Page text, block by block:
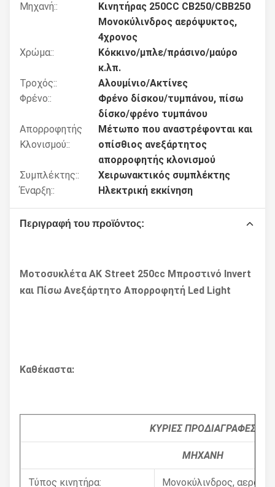
Μηχανή::
Κινητήρας 250CC CB250/CBB250
Μονοκύλινδρος αερόψυκτος,
4χρονος
Χρώμα::
Κόκκινο/μπλε/πράσινο/μαύρο
κ.λπ.
Τροχός::
Αλουμίνιο/Ακτίνες
Φρένο::
Φρένο δίσκου/τυμπάνου, πίσω
δίσκο/φρένο τυμπάνου
Απορροφητής
Κλονισμού::
Μέτωπο που αναστρέφονται και
οπίσθιος ανεξάρτητος
απορροφητής κλονισμού
Συμπλέκτης::
Χειρωνακτικός συμπλέκτης
Έναρξη::
Ηλεκτρική εκκίνηση
Περιγραφή του προϊόντος:
Μοτοσυκλέτα AK Street 250cc Μπροστινό Invert
και Πίσω Ανεξάρτητο Απορροφητή Led Light
Καθέκαστα:
ΚΥΡΙΕΣ ΠΡΟΔΙΑΓΡΑΦΕΣ
ΜΗΧΑΝΗ
Τύπος κινητήρα: Μονοκύλινδρος,